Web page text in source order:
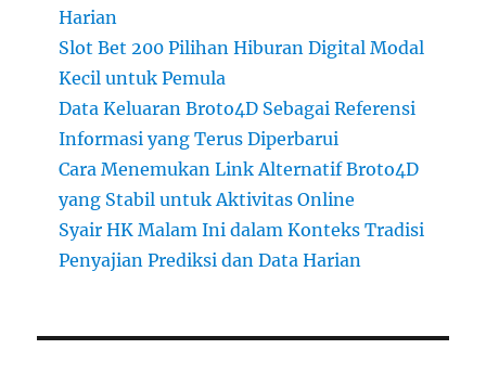
Harian
Slot Bet 200 Pilihan Hiburan Digital Modal
Kecil untuk Pemula
Data Keluaran Broto4D Sebagai Referensi
Informasi yang Terus Diperbarui
Cara Menemukan Link Alternatif Broto4D
yang Stabil untuk Aktivitas Online
Syair HK Malam Ini dalam Konteks Tradisi
Penyajian Prediksi dan Data Harian